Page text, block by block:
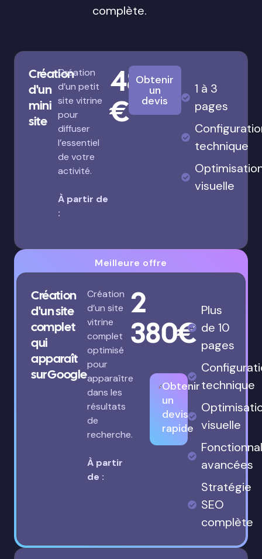
complète.
Création
d'un
mini
site
Création
d’un petit
site vitrine
pour
diffuser
l’essentiel
de votre
activité.
À partir de
:
480
€
Obtenir
un
devis
1 à 3
pages
technique
visuelle
Meilleure offre
Création
d'un site
complet
qui
apparaît
sur Google
Création
d’un site
vitrine
complet
optimisé
pour
apparaître
dans les
résultats
de
recherche.
À partir
de :
2
380€
Obtenir
un
devis
rapide
Plus
de 10
pages
technique
visuelle
avancées
Stratégie
SEO
complète